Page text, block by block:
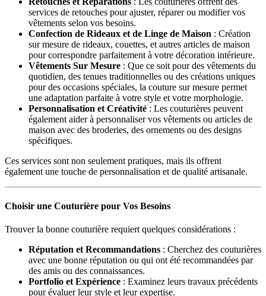
services de retouches pour ajuster, réparer ou modifier vos
vêtements selon vos besoins.
Confection de Rideaux et de Linge de Maison : Création
sur mesure de rideaux, couettes, et autres articles de maison
pour correspondre parfaitement à votre décoration intérieure.
Vêtements Sur Mesure : Que ce soit pour des vêtements du
quotidien, des tenues traditionnelles ou des créations uniques
pour des occasions spéciales, la couture sur mesure permet
une adaptation parfaite à votre style et votre morphologie.
Personnalisation et Créativité : Les couturières peuvent
également aider à personnaliser vos vêtements ou articles de
maison avec des broderies, des ornements ou des designs
spécifiques.
Ces services sont non seulement pratiques, mais ils offrent
également une touche de personnalisation et de qualité artisanale.
Choisir une Couturière pour Vos Besoins
Trouver la bonne couturière requiert quelques considérations :
Réputation et Recommandations : Cherchez des couturières
avec une bonne réputation ou qui ont été recommandées par
des amis ou des connaissances.
Portfolio et Expérience : Examinez leurs travaux précédents
pour évaluer leur style et leur expertise.